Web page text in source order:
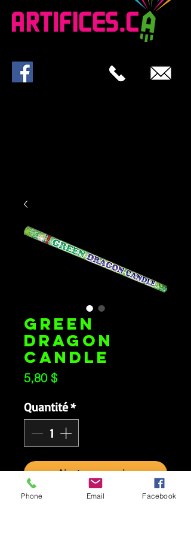
GREEN
DRAGON
CANDLE
5,80 $Prix
Quantité*
Ajouter au panier
Phone Email Facebook